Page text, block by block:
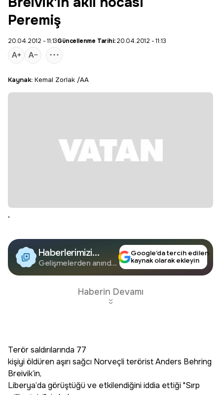
Peremiş
20.04.2012 - 11:13Güncellenme Tarihi:20.04.2012 - 11:13
Kaynak: Kemal Zorlak /AA
.
Haberlerimizi
Google'da Takip
Edin
Gelişmelerden anında
Google’da tercih edilen
kaynak olarak ekleyin
Haberin Devamı
Terör saldırılarında 77
kişiyi öldüren aşırı sağcı Norveçli terörist Anders Behring
Breivik’in,
Liberya’da görüştüğü ve etkilendiğini iddia ettiği "Sırp